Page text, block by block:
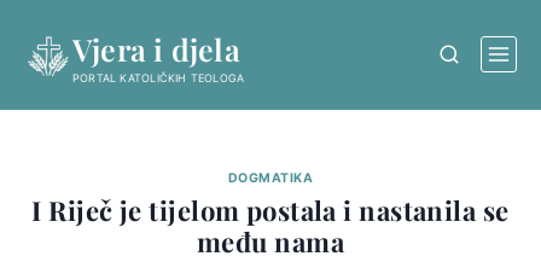
content
Vjera i djela
PORTAL KATOLIČKIH TEOLOGA
DOGMATIKA
I Riječ je tijelom postala i nastanila se
među nama